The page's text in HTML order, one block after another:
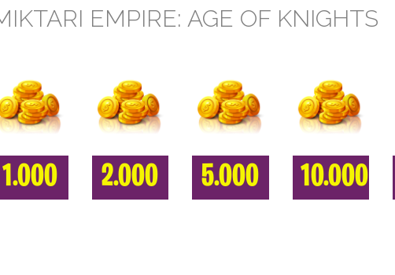
EMPIRE: AGE OF KNIGHTS
1.000 2.000 5.000 10.000